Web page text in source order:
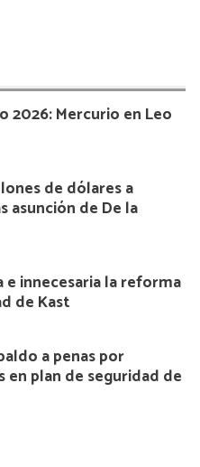
2026: Mercurio en Leo
de dólares a
asunción de De la
innecesaria la reforma
de Kast
a penas por
plan de seguridad de